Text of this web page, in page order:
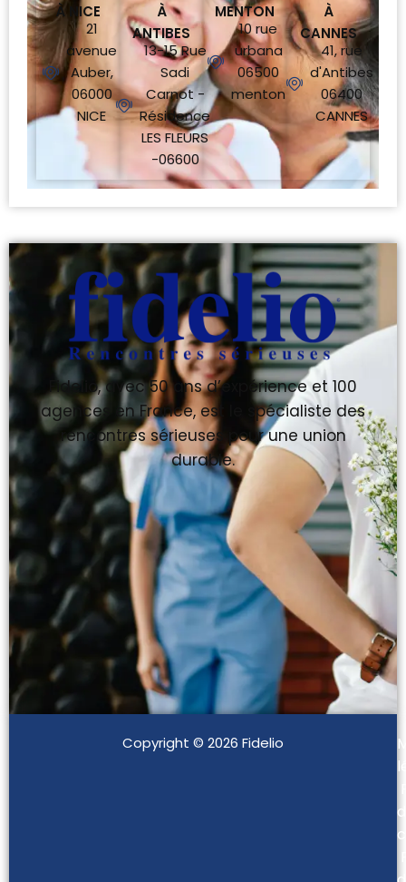
À NICE
21
avenue
Auber,
06000
NICE
À
ANTIBES
13-15 Rue
Sadi
Carnot -
Résidence
LES FLEURS
-06600
MENTON
10 rue
urbana
06500
menton
À
CANNES
41, rue
d'Antibes
06400
CANNES
Fidelio, avec 50 ans d’expérience et 100
agences en France, est le spécialiste des
rencontres sérieuses pour une union
durable.
Copyright © 2026 Fidelio